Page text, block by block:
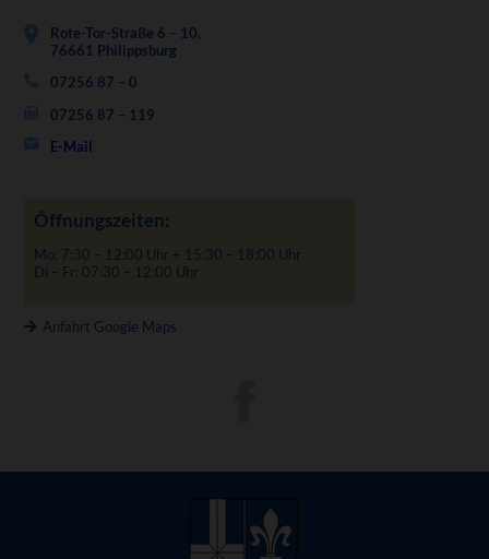
Rote-Tor-Straße 6 – 10,
76661 Philippsburg
07256 87 – 0
07256 87 – 119
E-Mail
Öffnungszeiten:
Mo: 7:30 – 12:00 Uhr + 15:30 – 18:00 Uhr
Di – Fr: 07:30 – 12:00 Uhr
Anfahrt Google Maps